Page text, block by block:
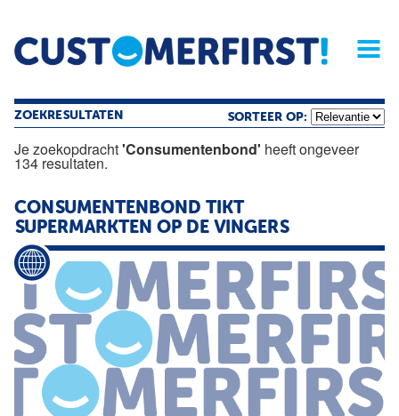
Home Opinie Archief
Magazine
ZOEKRESULTATEN SORTEER OP:
Je zoekopdracht'Consumentenbond' heeft ongeveer
134 resultaten.
CONSUMENTENBOND TIKT
SUPERMARKTEN OP DE VINGERS